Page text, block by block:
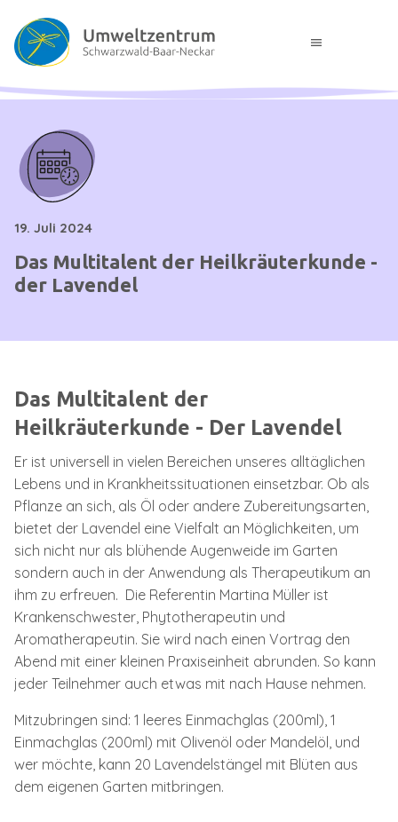
menu
19. Juli 2024
Das Multitalent der Heilkräuterkunde -
der Lavendel
Das Multitalent der
Heilkräuterkunde - Der Lavendel
Er ist universell in vielen Bereichen unseres alltäglichen
Lebens und in Krankheitssituationen einsetzbar. Ob als
Pflanze an sich, als Öl oder andere Zubereitungsarten,
bietet der Lavendel eine Vielfalt an Möglichkeiten, um
sich nicht nur als blühende Augenweide im Garten
sondern auch in der Anwendung als Therapeutikum an
ihm zu erfreuen. Die Referentin Martina Müller ist
Krankenschwester, Phytotherapeutin und
Aromatherapeutin. Sie wird nach einen Vortrag den
Abend mit einer kleinen Praxiseinheit abrunden. So kann
jeder Teilnehmer auch etwas mit nach Hause nehmen.
Mitzubringen sind: 1 leeres Einmachglas (200ml), 1
Einmachglas (200ml) mit Olivenöl oder Mandelöl, und
wer möchte, kann 20 Lavendelstängel mit Blüten aus
dem eigenen Garten mitbringen.